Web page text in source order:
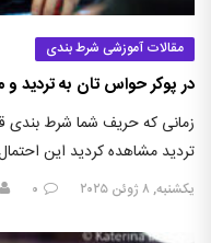
مقالات آموزشی شرط بندی
در پوکر حواس تان به تردید
زمانی که حریف شما شرط بندی
تردید مشاهده کردید این
یکشنبه, ۸ ژوئن ۲۰۲۵ ۰